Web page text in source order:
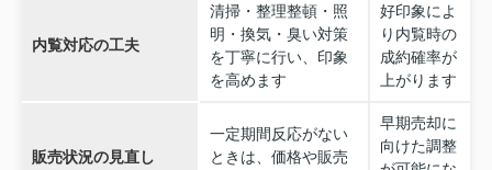
内覧対応の工夫
清掃・整理整頓・照
明・換気・臭い対策
を丁寧に行い、印象
を高めます
好印象によ
り内覧時の
成約確率が
上がります
販売状況の見直し
一定期間反応がない
ときは、価格や販売
早期売却に
向けた調整